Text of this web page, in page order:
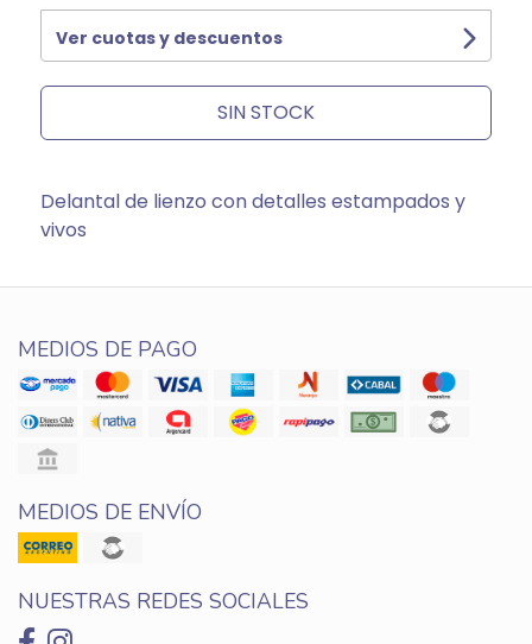
Ver cuotas y descuentos
SIN STOCK
Delantal de lienzo con detalles estampados y
vivos
MEDIOS DE PAGO
MEDIOS DE ENVÍO
NUESTRAS REDES SOCIALES